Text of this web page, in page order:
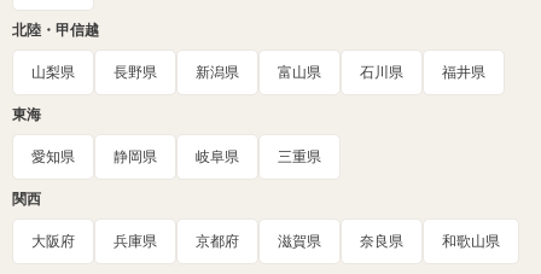
北陸・甲信越
山梨県 長野県 新潟県 富山県 石川県 福井県
東海
愛知県 静岡県 岐阜県 三重県
関西
大阪府 兵庫県 京都府 滋賀県 奈良県 和歌山県